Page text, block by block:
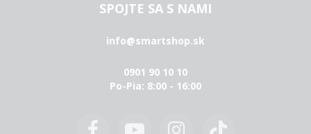
SPOJTE SA S NAMI
info@smartshop.sk
0901 90 10 10
Po-Pia: 8:00 - 16:00